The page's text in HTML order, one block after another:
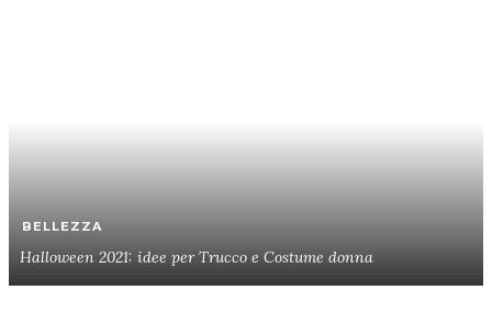
BELLEZZA
Halloween 2021: idee per Trucco e Costume donna